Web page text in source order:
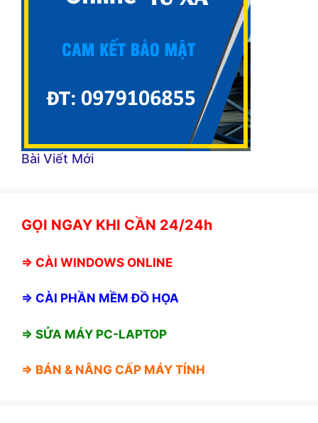
Bài Viết Mới
GỌI NGAY KHI CẦN 24/24h
⇒ CÀI WINDOWS ONLINE
⇒ CÀI PHẦN MỀM ĐỒ HỌA
⇒ SỬA MÁY PC-LAPTOP
⇒ BÁN & NÂNG CẤP MÁY TÍNH